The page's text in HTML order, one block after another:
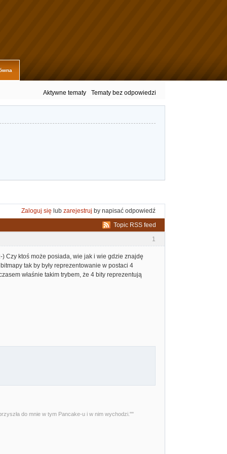
Aktywne tematy Tematy bez odpowiedzi
Zaloguj się lub zarejestruj by napisać odpowiedź
Topic RSS feed
1
Czy ktoś może posiada, wie jak i wie gdzie znajdę
tak by były reprezentowanie w postaci 4
właśnie takim trybem, że 4 bity reprezentują
do mnie w tym Pancake-u i w nim wychodzi.""